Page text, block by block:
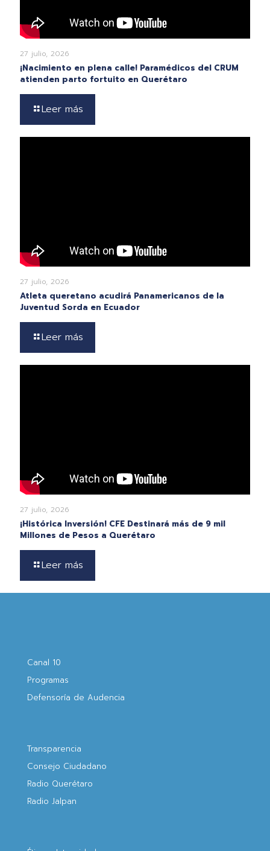
27 julio, 2026
¡Nacimiento en plena calle! Paramédicos del CRUM
atienden parto fortuito en Querétaro
Leer más
27 julio, 2026
Atleta queretano acudirá Panamericanos de la
Juventud Sorda en Ecuador
Leer más
27 julio, 2026
¡Histórica Inversión! CFE Destinará más de 9 mil
Millones de Pesos a Querétaro
Leer más
Canal 10
Programas
Defensoría de Audencia
Transparencia
Consejo Ciudadano
Radio Querétaro
Radio Jalpan